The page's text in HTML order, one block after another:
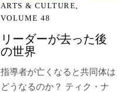
ARTS & CULTURE
VOLUME 48
リーダーが去った後
の世界
指導者が亡くなると共同体は
どうなるのか？ ティク・ナ